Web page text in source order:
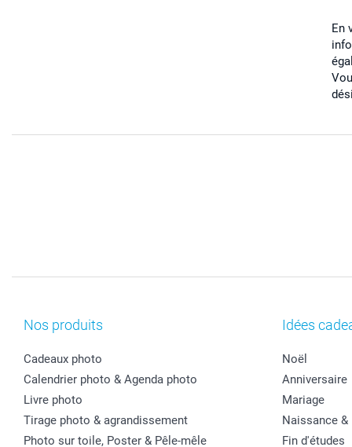
En
Nos produits
Cadeaux photo
Calendrier photo & Agenda photo
Livre photo
Tirage photo & agrandissement
Photo sur toile, Poster & Pêle-mêle
Idées
Noël
Anniversaire
Mariage
Naissance &
Fin d'études